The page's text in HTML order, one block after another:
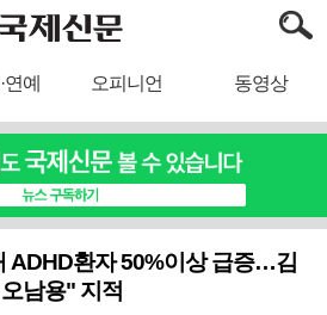
연예 오피니언 동영상
ADHD환자 50%이상 급증…김
남용" 지적